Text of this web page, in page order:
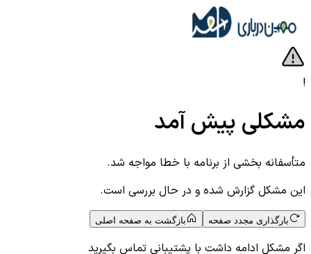
!
مشکلی پیش آمد
متأسفانه بخشی از برنامه با خطا مواجه شد.
این مشکل گزارش شده و در حال بررسی است.
بارگذاری مجدد صفحه بازگشت به صفحه اصلی
اگر مشکل ادامه داشت با پشتیبانی تماس بگیرید